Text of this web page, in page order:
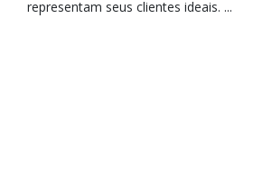
representam seus clientes ideais. ...